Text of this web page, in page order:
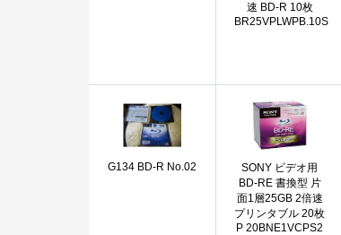
速 BD-R 10枚
BR25VPLWPB.10S
G134 BD-R No.02
SONY ビデオ用
BD-RE 書換型 片
面1層25GB 2倍速
プリンタブル 20枚
P 20BNE1VCPS2